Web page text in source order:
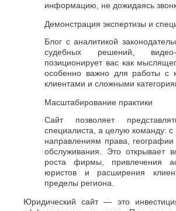
информацию, не дожидаясь
Демонстрация экспертизы и
Блог с аналитикой
судебных решений, видео-
позиционирует вас как
особенно важно для работы с
клиентами и сложными
Масштабирование практики
Сайт позволяет
специалиста, а целую команду:
направлениям права,
обслуживания. Это открывает
роста фирмы, привлечения
юристов и расширения
пределы региона.
Юридический сайт — это